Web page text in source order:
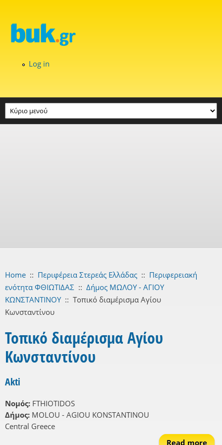
Log in
Home :: Περιφέρεια Στερεάς Ελλάδας :: Περιφερειακή
ενότητα ΦΘΙΩΤΙΔΑΣ :: Δήμος ΜΩΛΟΥ - ΑΓΙΟΥ
ΚΩΝΣΤΑΝΤΙΝΟΥ :: Τοπικό διαμέρισμα Αγίου
Κωνσταντίνου
Τοπικό διαμέρισμα Αγίου
Κωνσταντίνου
Akti
Νομός: FTHIOTIDOS
Δήμος: MOLOU - AGIOU KONSTANTINOU
Central Greece
Read more